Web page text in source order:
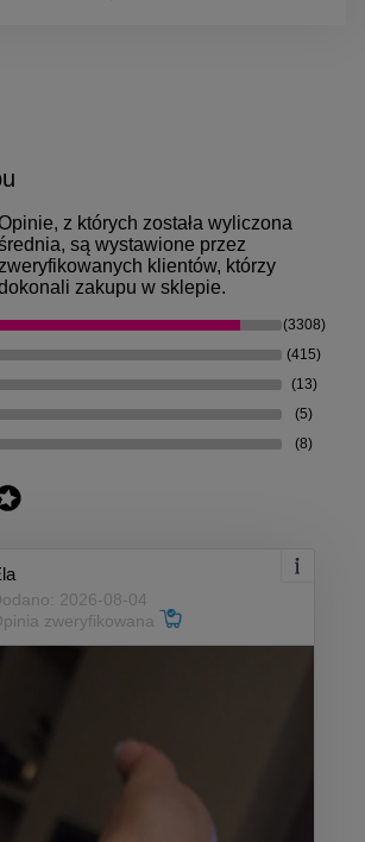
z których została wyliczona
są wystawione przez
zweryfikowanych klientów, którzy
zakupu w sklepie.
(3308)
(415)
(13)
(5)
(8)
2026-08-04
zweryfikowana